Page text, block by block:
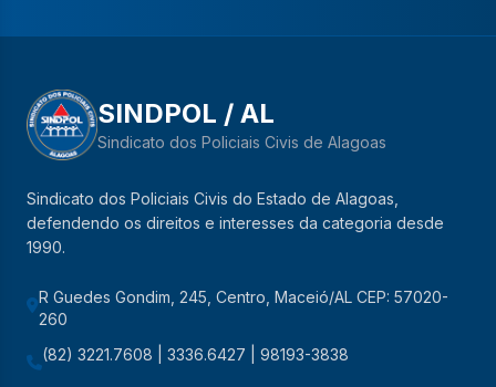
SINDPOL / AL
Sindicato dos Policiais Civis de Alagoas
Sindicato dos Policiais Civis do Estado de Alagoas,
defendendo os direitos e interesses da categoria desde
1990.
R Guedes Gondim, 245, Centro, Maceió/AL CEP: 57020-
260
(82) 3221.7608 | 3336.6427 | 98193-3838